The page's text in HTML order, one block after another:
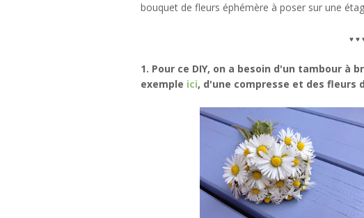
bouquet de fleurs éphémère à poser sur une
♥ ♥
1. Pour ce DIY, on a besoin d'un tambour à
exemple ici, d'une compresse et des fleurs